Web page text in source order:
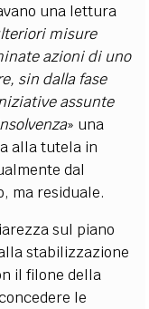
una lettura
misure
azioni di uno
sin dalla fase
assunte
» una
alla tutela in
dal
ma residuale.
sul piano
stabilizzazione
il filone della
le